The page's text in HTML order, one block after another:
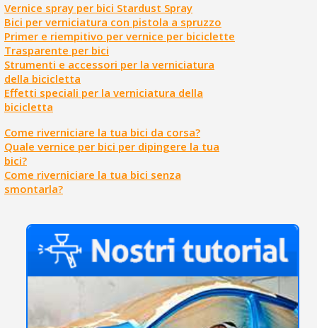
Vernice spray per bici Stardust Spray
Bici per verniciatura con pistola a spruzzo
Primer e riempitivo per vernice per biciclette
Trasparente per bici
Strumenti e accessori per la verniciatura
della bicicletta
Effetti speciali per la verniciatura della
bicicletta
Come riverniciare la tua bici da corsa?
Quale vernice per bici per dipingere la tua
bici?
Come riverniciare la tua bici senza
smontarla?